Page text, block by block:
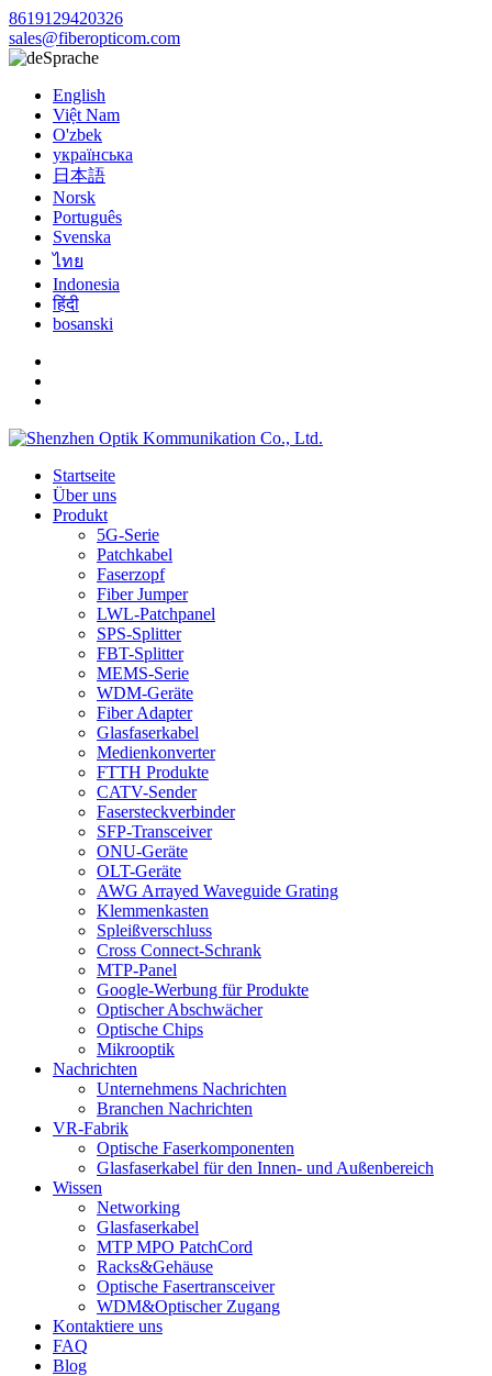
8619129420326
sales@fiberopticom.com
Sprache
English
Việt Nam
O'zbek
українська
日本語
Norsk
Português
Svenska
ไทย
Indonesia
हिंदी
bosanski
Startseite
Über uns
Produkt
5G-Serie
Patchkabel
Faserzopf
Fiber Jumper
LWL-Patchpanel
SPS-Splitter
FBT-Splitter
MEMS-Serie
WDM-Geräte
Fiber Adapter
Glasfaserkabel
Medienkonverter
FTTH Produkte
CATV-Sender
Fasersteckverbinder
SFP-Transceiver
ONU-Geräte
OLT-Geräte
AWG Arrayed Waveguide Grating
Klemmenkasten
Spleißverschluss
Cross Connect-Schrank
MTP-Panel
Google-Werbung für Produkte
Optischer Abschwächer
Optische Chips
Mikrooptik
Nachrichten
Unternehmens Nachrichten
Branchen Nachrichten
VR-Fabrik
Optische Faserkomponenten
Glasfaserkabel für den Innen- und Außenbereich
Wissen
Networking
Glasfaserkabel
MTP MPO PatchCord
Racks&Gehäuse
Optische Fasertransceiver
WDM&Optischer Zugang
Kontaktiere uns
FAQ
Blog